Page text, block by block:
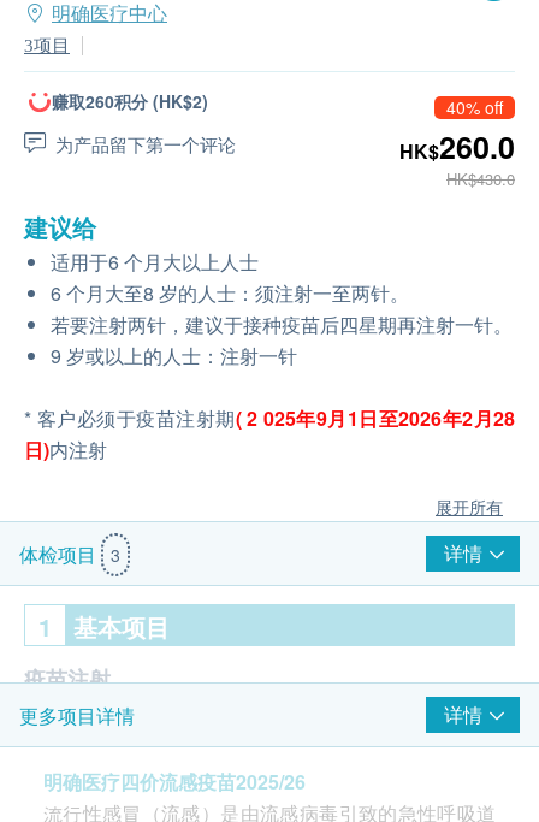
明确医疗中心
3项目
赚取260积分 (HK$2)
为产品留下第一个评论
40% off
HK$260.0
HK$430.0
建议给
适用于6 个月大以上人士
6 个月大至8 岁的人士：须注射一至两针。
若要注射两针，建议于接种疫苗后四星期再注射一针。
9 岁或以上的人士：注射一针
* 客户必须于疫苗注射期(2 025年9月1日至2026年2月28
日)内注射
展开所有
体检项目 3 详情
1 基本项目
疫苗注射
注射疫苗前医​​生评估
由注册医生负责注射程序
更多项目详情 详情
明确医疗四价流感疫苗2025/26
流行性感冒（流感）是由流感病毒引致的急性呼吸道